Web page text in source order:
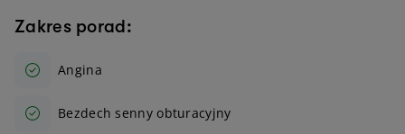
Zakres porad:
Angina
Bezdech senny obturacyjny